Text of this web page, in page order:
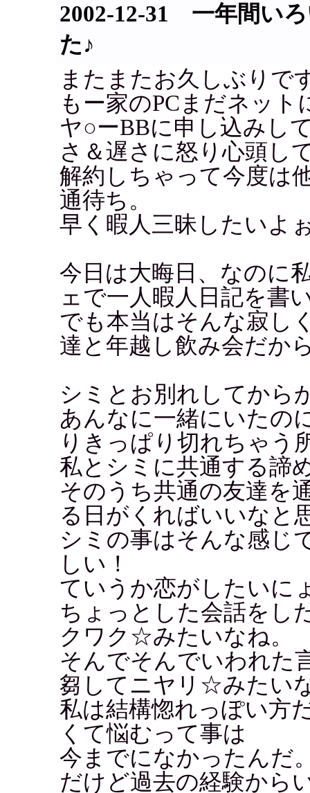
2002-12-31 一年間い
た♪
またまたお久しぶりで
もー家のPCまだネッ
ヤ○ーBBに申し込みし
さ＆遅さに怒り心頭し
解約しちゃって今度は
通待ち。
早く暇人三昧したいよ
今日は大晦日、なのに
ェで一人暇人日記を書
でも本当はそんな寂し
達と年越し飲み会だか
シミとお別れしてから
あんなに一緒にいたの
りきっぱり切れちゃう
私とシミに共通する諦
そのうち共通の友達を
る日がくればいいなと
シミの事はそんな感じ
しい！
ていうか恋がしたいに
ちょっとした会話をし
クワク☆みたいなね。
そんでそんでいわれた
芻してニヤリ☆みたい
私は結構惚れっぽい方
くて悩むって事は
今までになかったんだ
だけど過去の経験から